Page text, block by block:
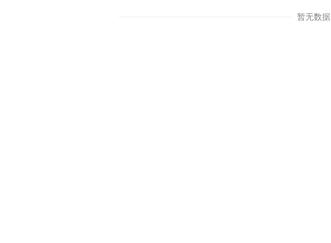
暂无数据